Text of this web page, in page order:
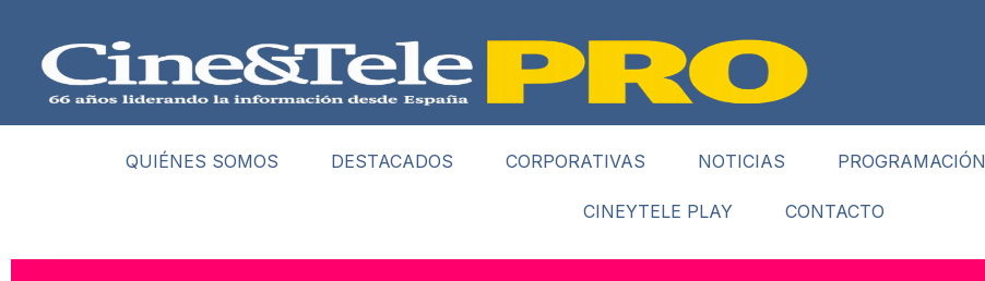
QUIÉNES SOMOS DESTACADOS CORPORATIVAS NOTICIAS PROGRAMACIÓN
CINEYTELE PLAY CONTACTO